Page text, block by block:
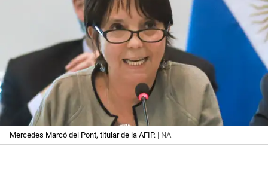
Mercedes Marcó del Pont, titular de la AFIP. | NA